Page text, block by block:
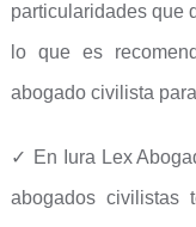
particularidades que
lo que es
abogado civilista
✓ En Iura Lex
abogados civilistas